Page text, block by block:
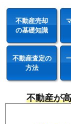
不動産売却
の基礎知識
不動産査定の
方法
不動産が